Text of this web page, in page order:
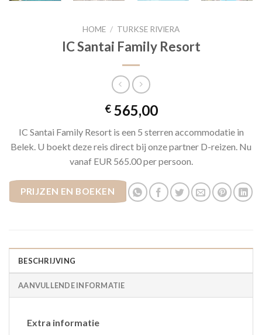
HOME / TURKSE RIVIERA
IC Santai Family Resort
€565,00
IC Santai Family Resort is een 5 sterren accommodatie in
Belek. U boekt deze reis direct bij onze partner D-reizen. Nu
vanaf EUR 565.00 per persoon.
PRIJZEN EN BOEKEN
BESCHRIJVING
AANVULLENDE INFORMATIE
Extra informatie